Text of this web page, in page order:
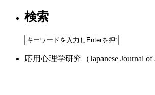
検索
応用心理学研究（Japanese Journal